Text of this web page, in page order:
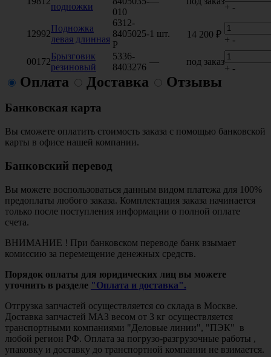
подножки
010
+ -
12992
Подножка
левая длинная
6312-
8405025-
Р
1 шт. 14 200 ₽
+ -
00172
Брызговик
резиновый
5336-
8403276
— под заказ
+ -
Оплата Доставка Отзывы
Банковская карта
Вы сможете оплатить стоимость заказа с помощью банковской
карты в офисе нашей компании.
Банковский перевод
Вы можете воспользоваться данным видом платежа для 100%
предоплаты любого заказа. Комплектация заказа начинается
только после поступления информации о полной оплате
счета.
ВНИМАНИЕ ! При банковском переводе банк взымает
комиссию за перемещение денежных средств.
Порядок оплаты для юридических лиц вы можете
уточнить в разделе "Оплата и доставка".
Отгрузка запчастей осуществляется со склада в Москве.
Доставка запчастей МАЗ весом от 3 кг осуществляется
транспортными компаниями "Деловые линии", "ПЭК" в
любой регион РФ. Оплата за погрузо-разгрузочные работы ,
упаковку и доставку до транспортной компании не взимается.